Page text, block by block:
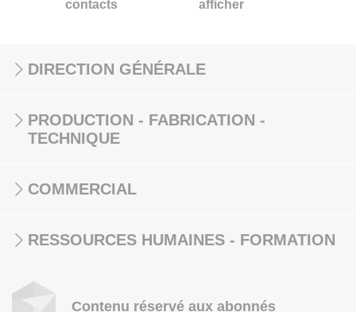
contacts
afficher
DIRECTION GÉNÉRALE
PRODUCTION - FABRICATION -
TECHNIQUE
COMMERCIAL
RESSOURCES HUMAINES - FORMATION
Contenu réservé aux abonnés